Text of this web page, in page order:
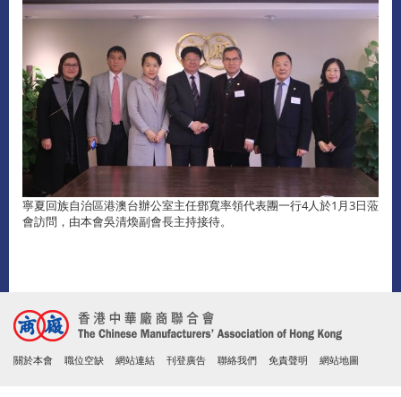
寧夏回族自治區港澳台辦公室主任鄧寬率領代表團一行4人於1月3日蒞
會訪問，由本會吳清煥副會長主持接待。
關於本會 職位空缺 網站連結 刊登廣告 聯絡我們 免責聲明 網站地圖